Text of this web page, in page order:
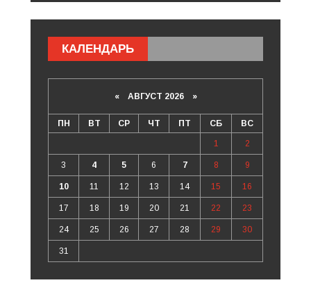
КАЛЕНДАРЬ
«АВГУСТ 2026 »
ПН ВТ СР ЧТ ПТ СБ ВС
1 2
3 4 5 6 7 8 9
10 11 12 13 14 15 16
17 18 19 20 21 22 23
24 25 26 27 28 29 30
31